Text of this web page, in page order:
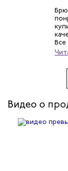
Все
Видео о